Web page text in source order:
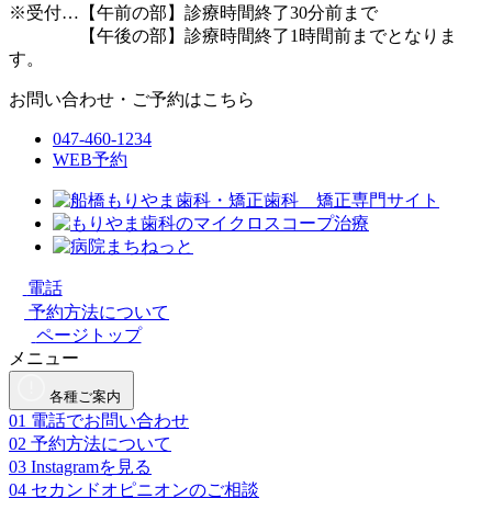
※受付…【午前の部】診療時間終了30分前まで
【午後の部】診療時間終了1時間前までとなりま
す。
お問い合わせ・ご予約はこちら
047-460-1234
WEB予約
電話
予約方法について
ページトップ
メニュー
各種ご案内
01 電話でお問い合わせ
02 予約方法について
03 Instagramを見る
04 セカンドオピニオンのご相談